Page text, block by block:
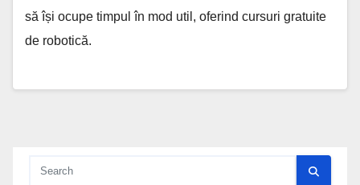
să își ocupe timpul în mod util, oferind cursuri gratuite
de robotică.